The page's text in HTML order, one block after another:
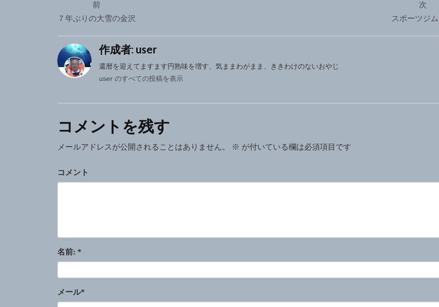
稿
ナ
ビ
ゲ
シ
ョ
ン
前
７年ぶりの大雪の金沢
次
スポーツジ
作成者: user
還暦を迎えてますます円熟味を増す、気ままわがまま、ききわけのないおやじ
user のすべての投稿を表示
コメントを残す
メールアドレスが公開されることはありません。 ※ が付いている欄は必須項目です
コメント
名前: *
メール*